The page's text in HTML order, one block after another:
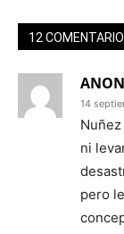
12
14
ni
pero